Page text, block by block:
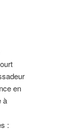
en
à
: